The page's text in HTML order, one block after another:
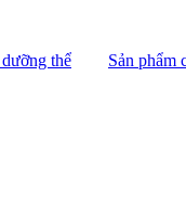
thể
Sản phẩm